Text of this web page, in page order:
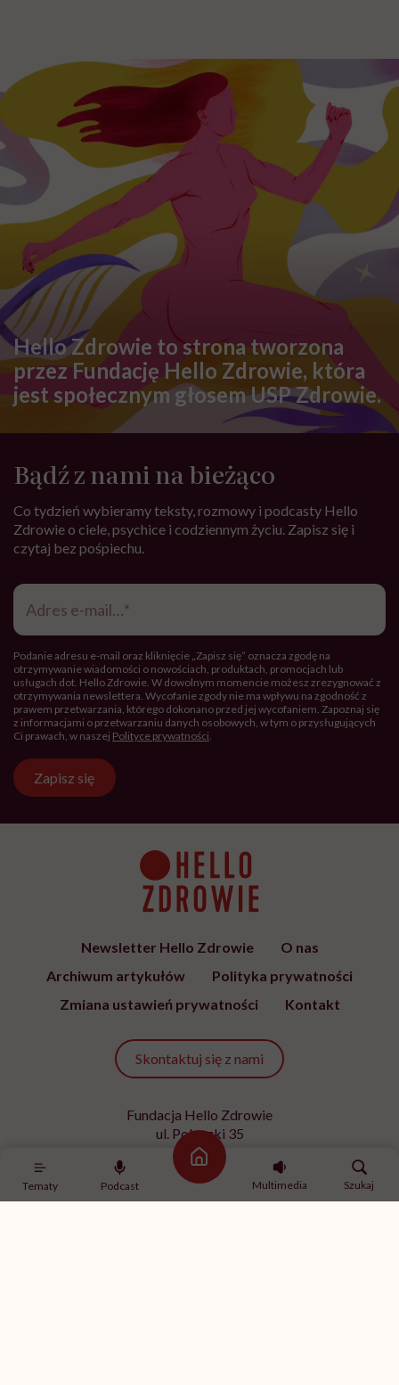
Tematy Podcast
Strona główna
Multimedia
Szukaj
Hello Zdrowie to strona tworzona
przez Fundację Hello Zdrowie, która
jest społecznym głosem USP Zdrowie.
Bądź z nami na bieżąco
Co tydzień wybieramy teksty, rozmowy i podcasty Hello
Zdrowie o ciele, psychice i codziennym życiu. Zapisz się i
czytaj bez pośpiechu.
Adres
mail*
Podanie adresu e-mail oraz kliknięcie „Zapisz się” oznacza zgodę na
otrzymywanie wiadomości o nowościach, produktach, promocjach lub
usługach dot. Hello Zdrowie. W dowolnym momencie możesz zrezygnować z
otrzymywania newslettera. Wycofanie zgody nie ma wpływu na zgodność z
prawem przetwarzania, którego dokonano przed jej wycofaniem. Zapoznaj się
z informacjami o przetwarzaniu danych osobowych, w tym o przysługujących
Ci prawach, w naszej Polityce prywatności.
Zapisz się
Newsletter Hello Zdrowie
O nas
Archiwum artykułów
Polityka prywatności
Zmiana ustawień prywatności
Kontakt
Skontaktuj się z nami
Fundacja Hello Zdrowie
ul. Poleczki 35
02-822 Warszawa
NIP 9512613236
Kontakt z redakcją